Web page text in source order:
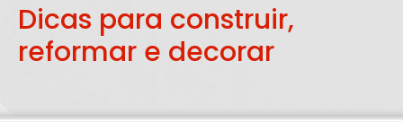
Dicas para construir,
reformar e decorar